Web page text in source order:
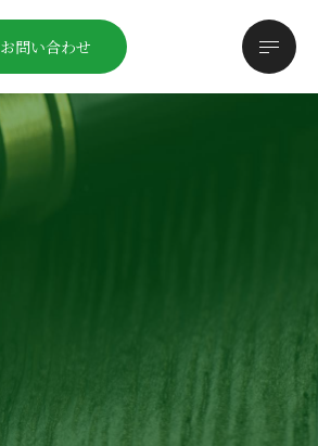
お問い合わせ